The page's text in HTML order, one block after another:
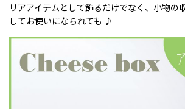
リアアイテムとして飾るだけでなく、小物の
してお使いになられても ♪